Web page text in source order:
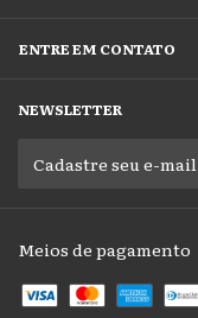
ENTRE EM CONTATO
NEWSLETTER
Meios de pagamento